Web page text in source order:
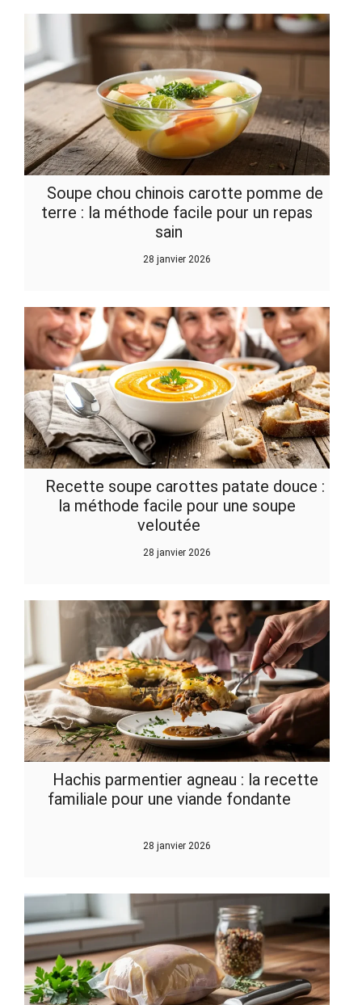
Soupe chou chinois carotte pomme de
terre : la méthode facile pour un repas
sain
28 janvier 2026
Recette soupe carottes patate douce :
la méthode facile pour une soupe
veloutée
28 janvier 2026
Hachis parmentier agneau : la recette
familiale pour une viande fondante
28 janvier 2026